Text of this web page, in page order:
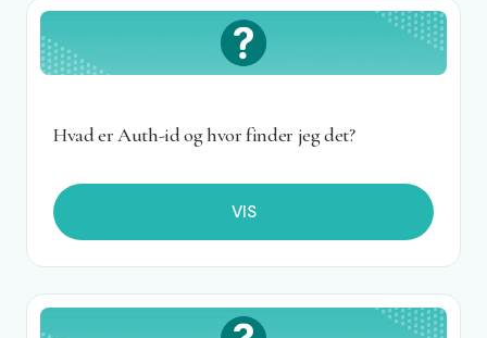
Hvad er Auth-id og hvor finder jeg det?
VIS